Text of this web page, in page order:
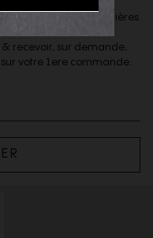
informé des dernières
recevoir, sur demande,
votre 1ere commande.